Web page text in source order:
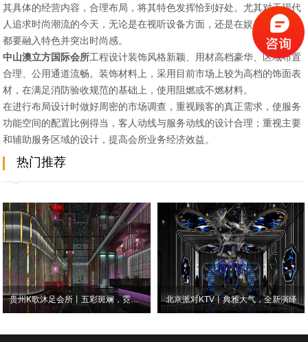
其具体的经营内容，合理布局，将其特色发挥恰到好处。尤其对于现代
人追求时尚潮流的今天，无论是在视听设备方面，还是在娱乐内容中，
都要融入特色并突出时尚感。
中山澳立方国际会所工程设计装饰风格新颖、用材高档豪华、区域布置
合理、公用通道流畅。装饰材料上，采用目前市场上较为高档的饰面表
材，在满足消防验收规范的基础上，使用阻燃或不燃材料。
在进行布局设计时做好周密的市场调查，重视顾客的真正需求，使服务
功能空间的配置比例得当，客人动线与服务动线的设计合理；重视主要
和辅助服务区域的设计，提高会所业务经济效益。
热门推荐
贵州K歌沐足会所丨五彩斑斓，霓虹璀璨，众元素的碰撞相生 北京派对KTV丨典雅大气，全新演绎